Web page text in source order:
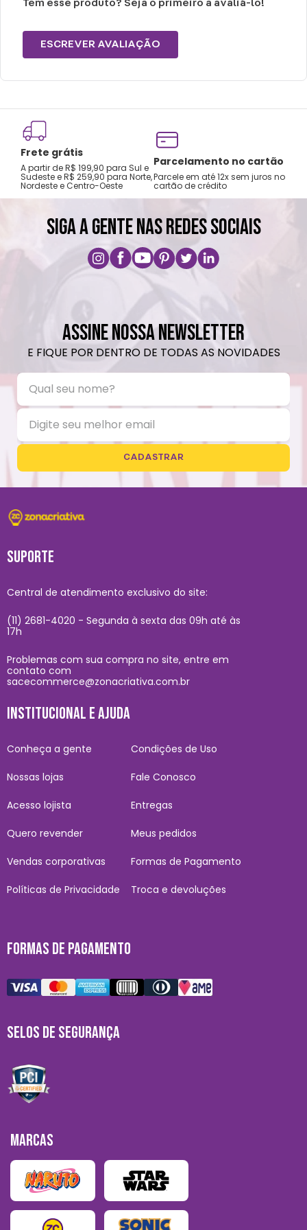
acordo com a raça que tenha o porte mais
parecido.
Perigo de engasgar.
Pets podem mastigar o item, caso
aconteça, remova o item imediatamente,
se a bandana estiver danificada procure
Não passar sobre a estampa
Não alvejar
Temperatura máxima 110°C (sem vapor)
Não centrifugar ou utilizar máquina
Temperatura máxima de lavagem de 30°C
Limpeza suave
Tem esse produto? Seja o primeiro a avaliá-lo!
ESCREVER AVALIAÇÃO
Frete grátis
A partir de R$ 199,90 para Sul e
Sudeste e R$ 259,90 para Norte,
Nordeste e Centro-Oeste
Parcelamento no cartão
Parcele em até 12x sem juros no
cartão de crédito
SIGA A GENTE NAS REDES SOCIAIS
ASSINE NOSSA NEWSLETTER
E FIQUE POR DENTRO DE TODAS AS NOVIDADES
CADASTRAR
SUPORTE
Central de atendimento exclusivo do site:
(11) 2681-4020 - Segunda à sexta das 09h até às
17h
Problemas com sua compra no site, entre em
contato com
sacecommerce@zonacriativa.com.br
INSTITUCIONAL E AJUDA
Conheça a gente
Nossas lojas
Acesso lojista
Quero revender
Vendas corporativas
Políticas de Privacidade
Condições de Uso
Fale Conosco
Entregas
Meus pedidos
Formas de Pagamento
Troca e devoluções
FORMAS DE PAGAMENTO
SELOS DE SEGURANÇA
MARCAS